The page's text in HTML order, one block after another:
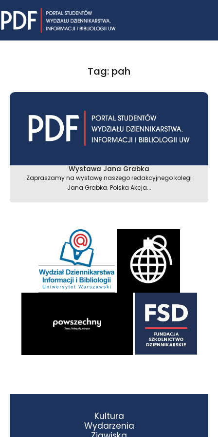
to
content
Tag: pah
Wystawa Jana Grabka
Zapraszamy na wystawę naszego redakcyjnego kolegi
Jana Grabka. Polska Akcja...
Kultura
Wydarzenia